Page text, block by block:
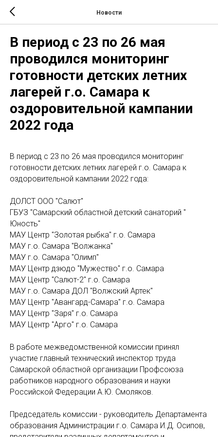
Новости
В период с 23 по 26 мая
проводился мониторинг
готовности детских летних
лагерей г.о. Самара к
оздоровительной кампании
2022 года
В период с 23 по 26 мая проводился мониторинг
готовности детских летних лагерей г.о. Самара к
оздоровительной кампании 2022 года:
ДОЛСТ ООО "Салют"
ГБУЗ "Самарский областной детский санаторий "
Юность"
МАУ Центр "Золотая рыбка" г.о. Самара
МАУ г.о. Самара "Волжанка"
МАУ г.о. Самара "Олимп"
МАУ Центр дзюдо "Мужество" г.о. Самара
МАУ Центр "Салют-2" г.о. Самара
МАУ г.о. Самара ДОЛ "Волжский Артек"
МАУ Центр "Авангард-Самара" г.о. Самара
МАУ Центр "Заря" г.о. Самара
МАУ Центр "Арго" г.о. Самара
В работе межведомственной комиссии принял
участие главный технический инспектор труда
Самарской областной организации Профсоюза
работников народного образования и науки
Российской Федерации А.Ю. Смоляков.
Председатель комиссии - руководитель Департамента
образования Администрации г.о. Самара И.Д. Осипов,